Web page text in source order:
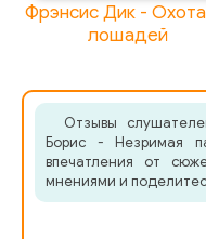
Фрэнсис Дик -
лошадей
Отзывы
Борис - Незримая
впечатления от
мнениями и